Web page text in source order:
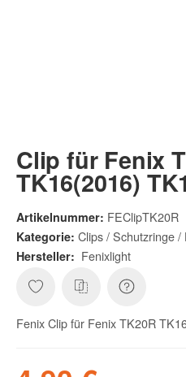
Clip für Fenix
TK16(2016)
Artikelnummer: FEClipTK20R
Kategorie: Clips / Schutzringe /
Hersteller: Fenixlight
Fenix Clip für Fenix TK20R